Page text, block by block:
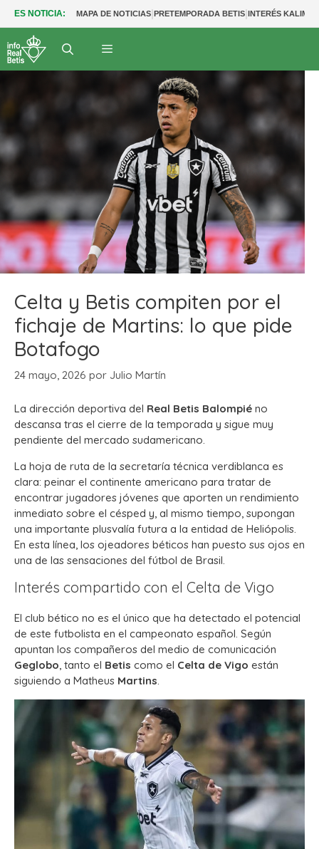
ES NOTICIA: MAPA DE NOTICIAS|PRETEMPORADA BETIS|INTERÉS
Celta y Betis compiten por el
fichaje de Martins: lo que pide
Botafogo
24 mayo, 2026 por Julio Martín
La dirección deportiva del Real Betis Balompié no
descansa tras el cierre de la temporada y sigue muy
pendiente del mercado sudamericano.
La hoja de ruta de la secretaría técnica verdiblanca es
clara: peinar el continente americano para tratar de
encontrar jugadores jóvenes que aporten un rendimiento
inmediato sobre el césped y, al mismo tiempo, supongan
una importante plusvalía futura a la entidad de Heliópolis.
En esta línea, los ojeadores béticos han puesto sus ojos en
una de las sensaciones del fútbol de Brasil.
Interés compartido con el Celta de Vigo
El club bético no es el único que ha detectado el potencial
de este futbolista en el campeonato español. Según
apuntan los compañeros del medio de comunicación
Geglobo, tanto el Betis como el Celta de Vigo están
siguiendo a Matheus Martins.